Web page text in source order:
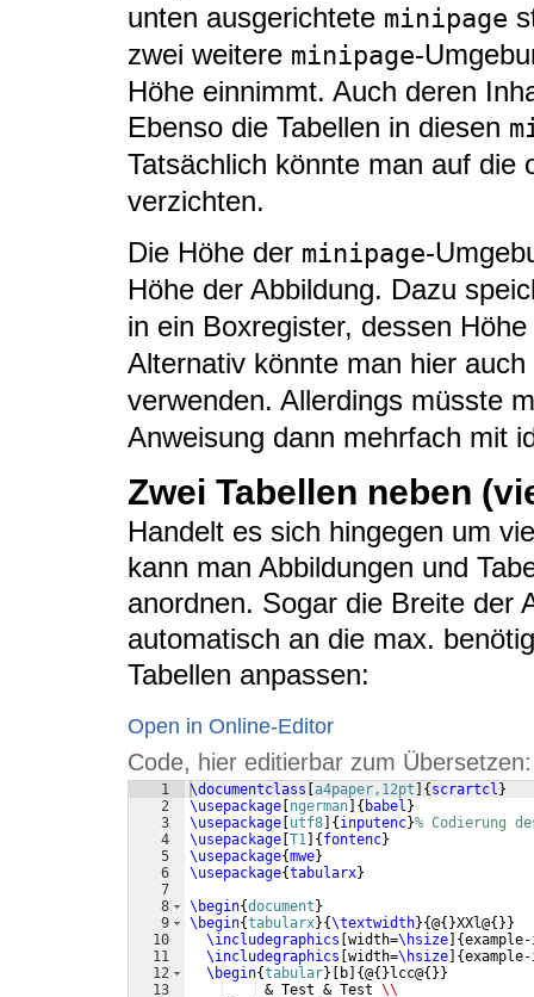
unten ausgerichtete minipage
zwei weitere minipage-
Höhe einnimmt. Auch deren
Ebenso die Tabellen in diesen
Tatsächlich könnte man auf die
verzichten.
Die Höhe der minipage-
Höhe der Abbildung. Dazu
in ein Boxregister, dessen
Alternativ könnte man hier auch
verwenden. Allerdings müsste
Anweisung dann mehrfach mit
Zwei Tabellen neben
Handelt es sich hingegen um
kann man Abbildungen und
anordnen. Sogar die Breite der
automatisch an die max.
Tabellen anpassen:
Open in Online-Editor
Code, hier editierbar zum Übersetzen:
1
2
3
4
5
6
7
8
9
10
11
12
13
\documentclass a4paper,12pt { scrartcl }
\usepackage ngerman { babel }
\usepackage utf8 { inputenc}% Codierung
\usepackage T1 { fontenc}
\usepackage{mwe}
\usepackage{tabularx}
\begin{document }
\begin{tabularx}{\textwidth}{@{ }XXl@{ }}
\includegraphics width=\hsize {
\includegraphics width=\hsize {
\begin{tabular} b {@{ } lcc@{ }}
& Test & Test \\